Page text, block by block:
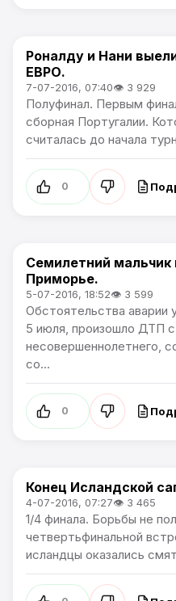
Чемпионат Европы
Роналду и Нани
ЕВРО.
7-07-2016, 07:40👁 3 929
Полуфинал. Первым
сборная Португалии.
считалась до начала
0
Происшествия
Семилетний
Приморье.
5-07-2016, 18:52👁 3 599
Обстоятельства аварии
5 июля, произошло ДТП
несовершеннолетнего,
со...
0
Чемпионат Европы
Конец Исландской
4-07-2016, 07:27👁 3 465
1/4 финала. Борьбы не
четвертьфинальной
исландцы оказались